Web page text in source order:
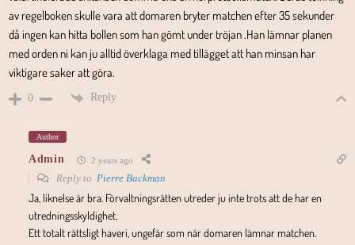
av regelboken skulle vara att domaren bryter matchen efter 35 sekunder
då ingen kan hitta bollen som han gömt under tröjan .Han lämnar planen
med orden ni kan ju alltid överklaga med tillägget att han minsan har
viktigare saker att göra.
0 Reply
Author
Admin 2 years ago
Reply to Pierre Backman
Ja, liknelse är bra. Förvaltningsrätten utreder ju inte trots att de har en
utredningsskyldighet.
Ett totalt rättsligt haveri, ungefär som när domaren lämnar matchen.